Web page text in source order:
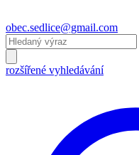
obec.sedlice@gmail.com
rozšířené vyhledávání